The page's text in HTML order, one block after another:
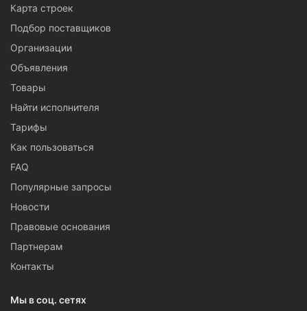
Карта строек
Подбор поставщиков
Организации
Объявления
Товары
Найти исполнителя
Тарифы
Как пользоваться
FAQ
Популярные запросы
Новости
Правовые основания
Партнерам
Контакты
Мы в соц. сетях